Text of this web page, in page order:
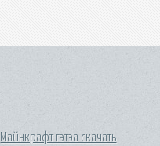
Майнкрафт гэтэа скачать